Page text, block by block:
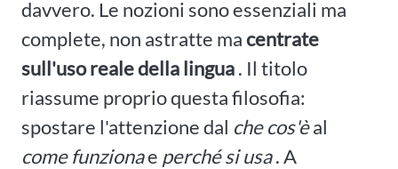
davvero. Le nozioni sono essenziali ma
complete, non astratte macentrate
sull'uso reale della lingua. Il titolo
riassume proprio questa filosofia:
spostare l'attenzione dal che cos'èal
come funzionae perché si usa. A